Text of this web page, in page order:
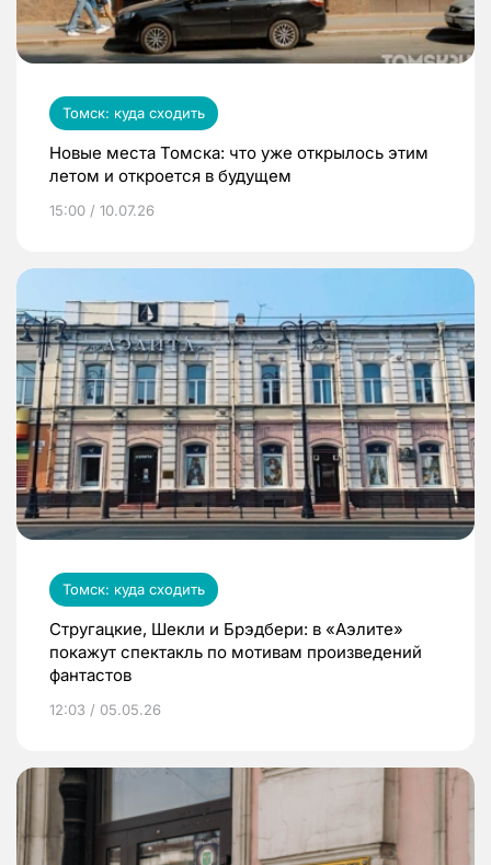
Томск: куда сходить
Новые места Томска: что уже открылось этим
летом и откроется в будущем
15:00 / 10.07.26
Томск: куда сходить
Стругацкие, Шекли и Брэдбери: в «Аэлите»
покажут спектакль по мотивам произведений
фантастов
12:03 / 05.05.26